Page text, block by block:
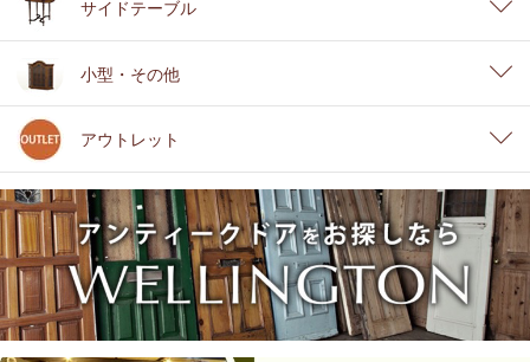
サイドテーブル
小型・その他
アウトレット